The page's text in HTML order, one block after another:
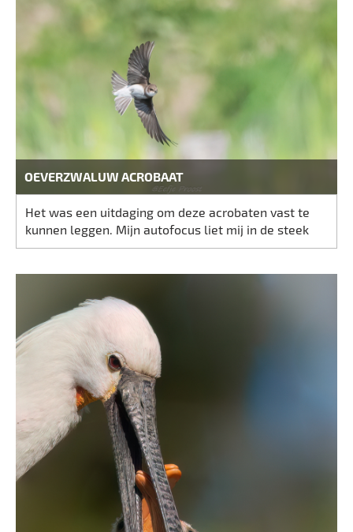
OEVERZWALUW ACROBAAT
Het was een uitdaging om deze acrobaten vast te
kunnen leggen. Mijn autofocus liet mij in de steek